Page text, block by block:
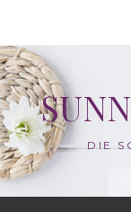
content
DIE